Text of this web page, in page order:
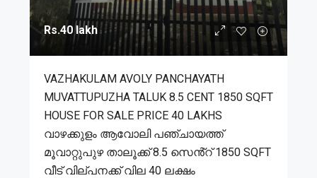
Rs.40 lakh
VAZHAKULAM AVOLY PANCHAYATH
MUVATTUPUZHA TALUK 8.5 CENT 1850 SQFT
HOUSE FOR SALE PRICE 40 LAKHS
വാഴക്കുളം ആവോലി പഞ്ചായത്ത്
മൂവാറ്റുപുഴ താലൂക്ക് 8.5 സെൻ്റ് 1850 SQFT
വീട് വില്പനക്ക് വില 40 ലക്ഷം